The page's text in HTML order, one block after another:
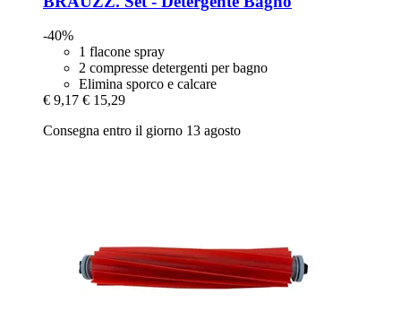
-40%
1 flacone spray
2 compresse detergenti per bagno
Elimina sporco e calcare
€ 9,17 € 15,29
Consegna entro il giorno 13 agosto